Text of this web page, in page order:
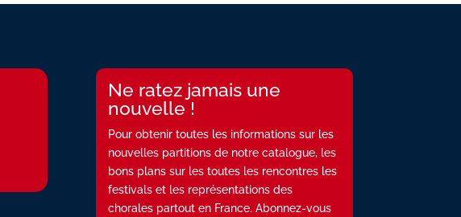
Ne ratez jamais une
nouvelle !
Pour obtenir toutes les informations sur les
nouvelles partitions de notre catalogue, les
bons plans sur les toutes les rencontres les
festivals et les représentations des
chorales partout en France. Abonnez-vous